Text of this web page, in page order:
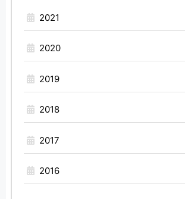
2021
2020
2019
2018
2017
2016